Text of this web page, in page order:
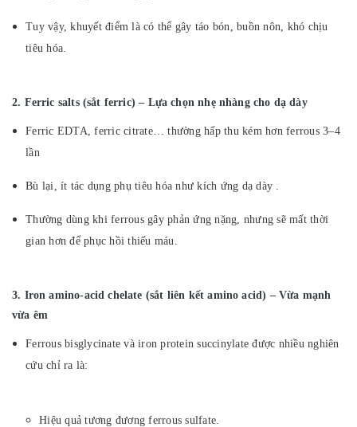
Tuy vậy, khuyết điểm là có thể gây táo bón, buồn nôn, khó chịu
tiêu hóa.
2. Ferric salts (sắt ferric) – Lựa chọn nhẹ nhàng cho dạ dày
Ferric EDTA, ferric citrate… thường hấp thu kém hơn ferrous 3–4
lần
Bù lại, ít tác dụng phụ tiêu hóa như kích ứng dạ dày .
Thường dùng khi ferrous gây phản ứng nặng, nhưng sẽ mất thời
gian hơn để phục hồi thiếu máu.
3. Iron amino-acid chelate (sắt liên kết amino acid) – Vừa mạnh
vừa êm
Ferrous bisglycinate và iron protein succinylate được nhiều nghiên
cứu chỉ ra là:
Hiệu quả tương đương ferrous sulfate.